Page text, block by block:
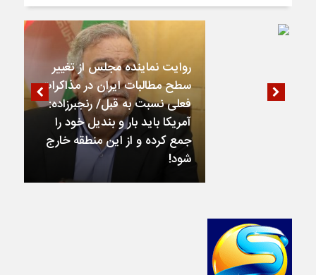
روایت نماینده مجلس از تغییر
سطح مطالبات ایران در مذاکرات
فعلی نسبت به قبل/ رنجبرزاده:
آمریکا باید بار و بندیل خود را
جمع کرده و از این منطقه خارج
شود!